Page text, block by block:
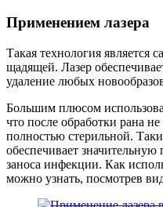
Применением лазера
Такая технология является
щадящей. Лазер
удаление любых
Большим плюсом
что после обработки рана
полностью стерильной.
обеспечивает
заноса инфекции. Как
можно узнать, посмотрев